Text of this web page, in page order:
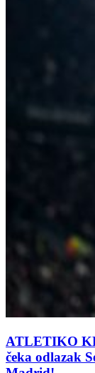
ATLETIKO
čeka odlazak